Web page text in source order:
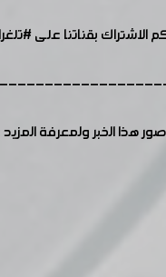
الاشتراك بقناتنا على
هذا الخبر ولمعرفة